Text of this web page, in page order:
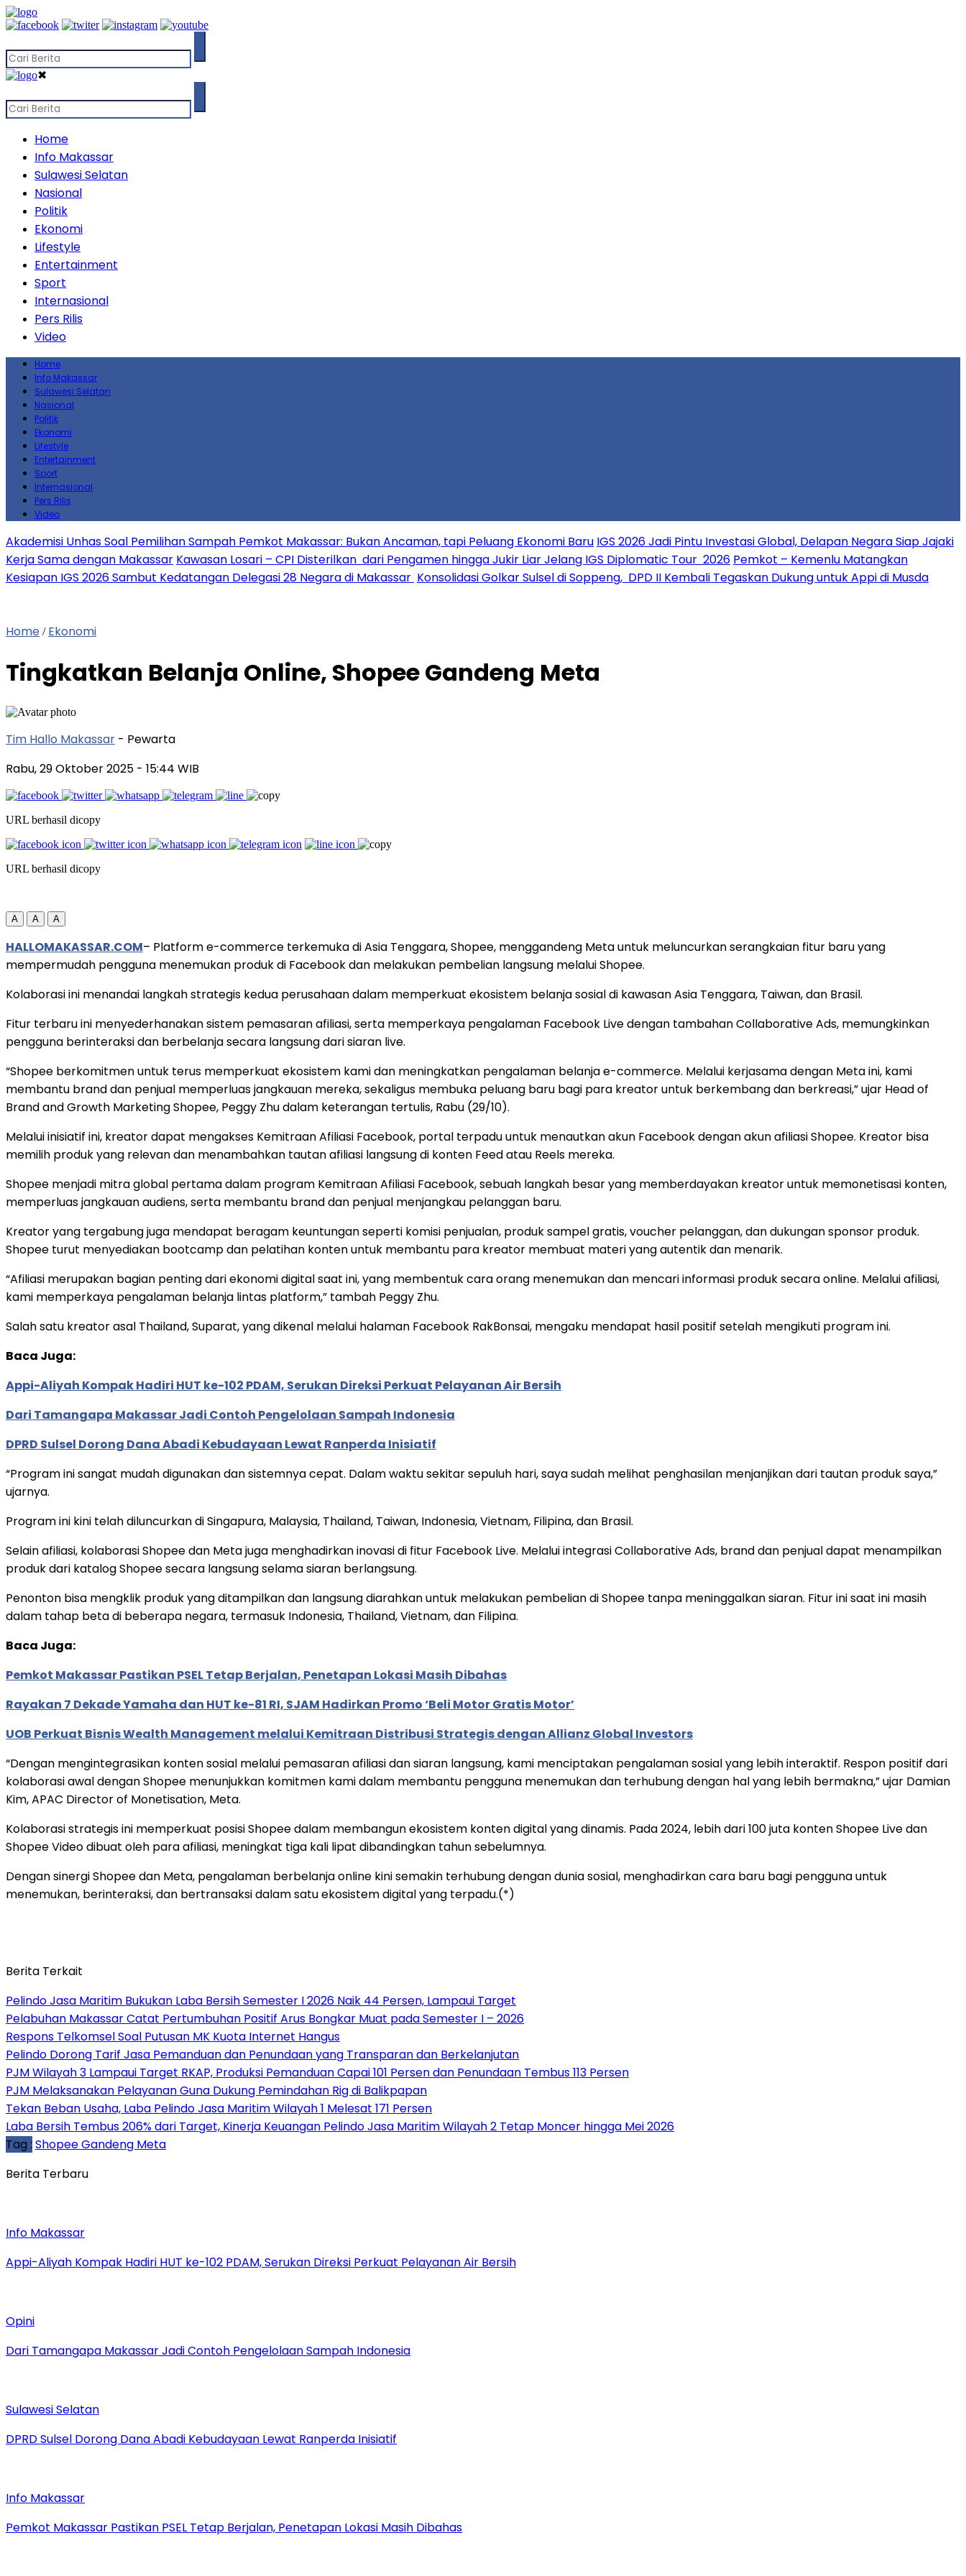
✖
Home
Info Makassar
Sulawesi Selatan
Nasional
Politik
Ekonomi
Lifestyle
Entertainment
Sport
Internasional
Pers Rilis
Video
Home
Info Makassar
Sulawesi Selatan
Nasional
Politik
Ekonomi
Lifestyle
Entertainment
Sport
Internasional
Pers Rilis
Video
Akademisi Unhas Soal Pemilihan Sampah Pemkot Makassar: Bukan Ancaman, tapi Peluang Ekonomi Baru IGS 2026 Jadi Pintu Investasi Global, Delapan Negara Siap Jajaki
Kerja Sama dengan Makassar Kawasan Losari – CPI Disterilkan dari Pengamen hingga Jukir Liar Jelang IGS Diplomatic Tour 2026 Pemkot – Kemenlu Matangkan
Kesiapan IGS 2026 Sambut Kedatangan Delegasi 28 Negara di Makassar Konsolidasi Golkar Sulsel di Soppeng, DPD II Kembali Tegaskan Dukung untuk Appi di Musda
Home / Ekonomi
Tingkatkan Belanja Online, Shopee Gandeng Meta
Tim Hallo Makassar - Pewarta
Rabu, 29 Oktober 2025 - 15:44 WIB
URL berhasil dicopy
URL berhasil dicopy
A A A
HALLOMAKASSAR.COM– Platform e-commerce terkemuka di Asia Tenggara, Shopee, menggandeng Meta untuk meluncurkan serangkaian fitur baru yang
mempermudah pengguna menemukan produk di Facebook dan melakukan pembelian langsung melalui Shopee.
Kolaborasi ini menandai langkah strategis kedua perusahaan dalam memperkuat ekosistem belanja sosial di kawasan Asia Tenggara, Taiwan, dan Brasil.
Fitur terbaru ini menyederhanakan sistem pemasaran afiliasi, serta memperkaya pengalaman Facebook Live dengan tambahan Collaborative Ads, memungkinkan
pengguna berinteraksi dan berbelanja secara langsung dari siaran live.
“Shopee berkomitmen untuk terus memperkuat ekosistem kami dan meningkatkan pengalaman belanja e-commerce. Melalui kerjasama dengan Meta ini, kami
membantu brand dan penjual memperluas jangkauan mereka, sekaligus membuka peluang baru bagi para kreator untuk berkembang dan berkreasi,” ujar Head of
Brand and Growth Marketing Shopee, Peggy Zhu dalam keterangan tertulis, Rabu (29/10).
Melalui inisiatif ini, kreator dapat mengakses Kemitraan Afiliasi Facebook, portal terpadu untuk menautkan akun Facebook dengan akun afiliasi Shopee. Kreator bisa
memilih produk yang relevan dan menambahkan tautan afiliasi langsung di konten Feed atau Reels mereka.
Shopee menjadi mitra global pertama dalam program Kemitraan Afiliasi Facebook, sebuah langkah besar yang memberdayakan kreator untuk memonetisasi konten,
memperluas jangkauan audiens, serta membantu brand dan penjual menjangkau pelanggan baru.
Kreator yang tergabung juga mendapat beragam keuntungan seperti komisi penjualan, produk sampel gratis, voucher pelanggan, dan dukungan sponsor produk.
Shopee turut menyediakan bootcamp dan pelatihan konten untuk membantu para kreator membuat materi yang autentik dan menarik.
“Afiliasi merupakan bagian penting dari ekonomi digital saat ini, yang membentuk cara orang menemukan dan mencari informasi produk secara online. Melalui afiliasi,
kami memperkaya pengalaman belanja lintas platform,” tambah Peggy Zhu.
Salah satu kreator asal Thailand, Suparat, yang dikenal melalui halaman Facebook RakBonsai, mengaku mendapat hasil positif setelah mengikuti program ini.
Baca Juga:
Appi-Aliyah Kompak Hadiri HUT ke-102 PDAM, Serukan Direksi Perkuat Pelayanan Air Bersih
Dari Tamangapa Makassar Jadi Contoh Pengelolaan Sampah Indonesia
DPRD Sulsel Dorong Dana Abadi Kebudayaan Lewat Ranperda Inisiatif
“Program ini sangat mudah digunakan dan sistemnya cepat. Dalam waktu sekitar sepuluh hari, saya sudah melihat penghasilan menjanjikan dari tautan produk saya,”
ujarnya.
Program ini kini telah diluncurkan di Singapura, Malaysia, Thailand, Taiwan, Indonesia, Vietnam, Filipina, dan Brasil.
Selain afiliasi, kolaborasi Shopee dan Meta juga menghadirkan inovasi di fitur Facebook Live. Melalui integrasi Collaborative Ads, brand dan penjual dapat menampilkan
produk dari katalog Shopee secara langsung selama siaran berlangsung.
Penonton bisa mengklik produk yang ditampilkan dan langsung diarahkan untuk melakukan pembelian di Shopee tanpa meninggalkan siaran. Fitur ini saat ini masih
dalam tahap beta di beberapa negara, termasuk Indonesia, Thailand, Vietnam, dan Filipina.
Baca Juga:
Pemkot Makassar Pastikan PSEL Tetap Berjalan, Penetapan Lokasi Masih Dibahas
Rayakan 7 Dekade Yamaha dan HUT ke-81 RI, SJAM Hadirkan Promo ‘Beli Motor Gratis Motor’
UOB Perkuat Bisnis Wealth Management melalui Kemitraan Distribusi Strategis dengan Allianz Global Investors
“Dengan mengintegrasikan konten sosial melalui pemasaran afiliasi dan siaran langsung, kami menciptakan pengalaman sosial yang lebih interaktif. Respon positif dari
kolaborasi awal dengan Shopee menunjukkan komitmen kami dalam membantu pengguna menemukan dan terhubung dengan hal yang lebih bermakna,” ujar Damian
Kim, APAC Director of Monetisation, Meta.
Kolaborasi strategis ini memperkuat posisi Shopee dalam membangun ekosistem konten digital yang dinamis. Pada 2024, lebih dari 100 juta konten Shopee Live dan
Shopee Video dibuat oleh para afiliasi, meningkat tiga kali lipat dibandingkan tahun sebelumnya.
Dengan sinergi Shopee dan Meta, pengalaman berbelanja online kini semakin terhubung dengan dunia sosial, menghadirkan cara baru bagi pengguna untuk
menemukan, berinteraksi, dan bertransaksi dalam satu ekosistem digital yang terpadu.(*)
Berita Terkait
Pelindo Jasa Maritim Bukukan Laba Bersih Semester I 2026 Naik 44 Persen, Lampaui Target
Pelabuhan Makassar Catat Pertumbuhan Positif Arus Bongkar Muat pada Semester I – 2026
Respons Telkomsel Soal Putusan MK Kuota Internet Hangus
Pelindo Dorong Tarif Jasa Pemanduan dan Penundaan yang Transparan dan Berkelanjutan
PJM Wilayah 3 Lampaui Target RKAP, Produksi Pemanduan Capai 101 Persen dan Penundaan Tembus 113 Persen
PJM Melaksanakan Pelayanan Guna Dukung Pemindahan Rig di Balikpapan
Tekan Beban Usaha, Laba Pelindo Jasa Maritim Wilayah 1 Melesat 171 Persen
Laba Bersih Tembus 206% dari Target, Kinerja Keuangan Pelindo Jasa Maritim Wilayah 2 Tetap Moncer hingga Mei 2026
Tag : Shopee Gandeng Meta
Berita Terbaru
Info Makassar
Appi-Aliyah Kompak Hadiri HUT ke-102 PDAM, Serukan Direksi Perkuat Pelayanan Air Bersih
Opini
Dari Tamangapa Makassar Jadi Contoh Pengelolaan Sampah Indonesia
Sulawesi Selatan
DPRD Sulsel Dorong Dana Abadi Kebudayaan Lewat Ranperda Inisiatif
Info Makassar
Pemkot Makassar Pastikan PSEL Tetap Berjalan, Penetapan Lokasi Masih Dibahas